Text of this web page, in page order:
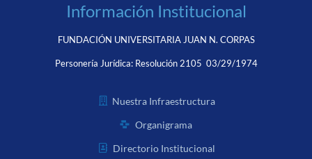
Información Institucional
FUNDACIÓN UNIVERSITARIA JUAN N. CORPAS
Personería Jurídica: Resolución 2105 03/29/1974
Nuestra Infraestructura
Organigrama
Directorio Institucional